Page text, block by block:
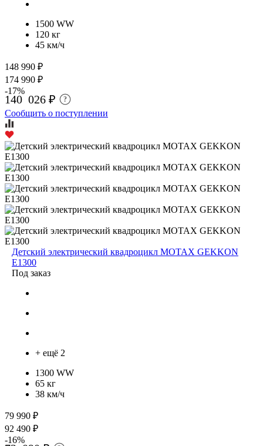
1500 WW
120 кг
45 км/ч
148 990 ₽
174 990 ₽
-17%
140 026 ₽ ?
Сообщить о поступлении
Детский электрический квадроцикл MOTAX GEKKON
E1300
Под заказ
+ ещё 2
1300 WW
65 кг
38 км/ч
79 990 ₽
92 490 ₽
-16%